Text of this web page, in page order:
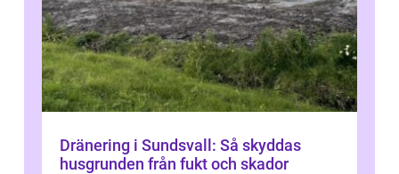
Dränering i Sundsvall: Så skyddas
husgrunden från fukt och skador